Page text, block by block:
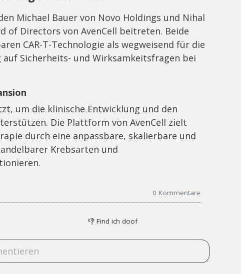
Michael Bauer von Novo Holdings und Nihal
of Directors von AvenCell beitreten. Beide
CAR-T-Technologie als wegweisend für die
Sicherheits- und Wirksamkeitsfragen bei
um die klinische Entwicklung und den
Die Plattform von AvenCell zielt
durch eine anpassbare, skalierbare und
Krebsarten und
0 Kommentare
👎 Find ich doof